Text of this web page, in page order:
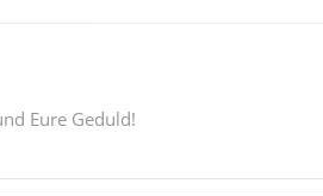
Eure Geduld!